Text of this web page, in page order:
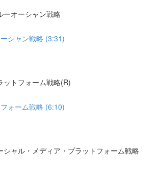
オーシャン戦略
シャン戦略 (3:31)
トフォーム戦略(R)
ォーム戦略 (6:10)
ャル・メディア・プラットフォーム戦略